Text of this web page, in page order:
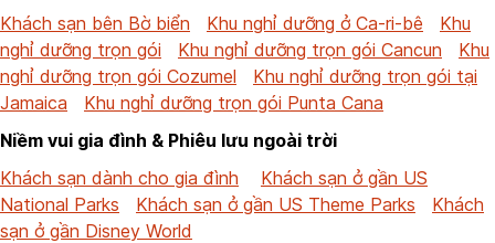
Khách sạn bên Bờ biển Khu nghỉ dưỡng ở Ca-ri-bê
Khu
nghỉ dưỡng trọn gói
Khu nghỉ dưỡng trọn gói Cancun
Khu
nghỉ dưỡng trọn gói Cozumel
Khu nghỉ dưỡng trọn gói tại
Jamaica
Khu nghỉ dưỡng trọn gói Punta Cana
Niềm vui gia đình & Phiêu lưu ngoài trời
Khách sạn dành cho gia đình
Khách sạn ở gần US
National Parks
Khách sạn ở gần US Theme Parks
Khách
sạn ở gần Disney World